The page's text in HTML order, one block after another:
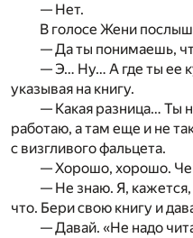
— Нет.
В голосе Жени
— Да ты понимаешь,
— Э… Ну… А где ты ее
указывая на книгу.
— Какая разница… Ты
работаю, а там еще и не
с визгливого фальцета.
— Хорошо, хорошо.
— Не знаю. Я,
что. Бери свою книгу и
— Давай. «Не надо